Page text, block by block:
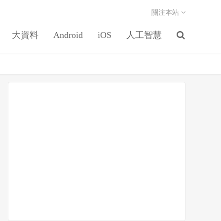
大資料 Android iOS 人工智慧
關注本站